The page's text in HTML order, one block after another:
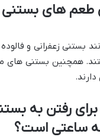
های بستنی
بستنی زعفرانی و فالوده
همچنین بستنی های
دارند.
برای رفتن به
ساعتی است؟